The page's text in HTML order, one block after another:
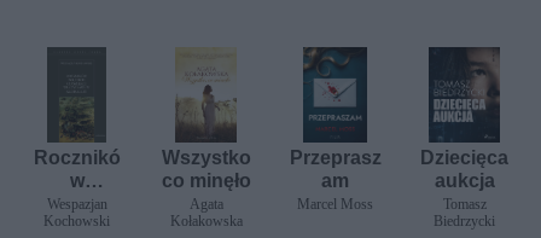
Rocznikó
w
polskich
od śmierci
Wespazjan
Kochowski
Wszystko
co minęło
Agata
Kołakowska
Przeprasz
am
Marcel Moss
Dziecięca
aukcja
Tomasz
Biedrzycki